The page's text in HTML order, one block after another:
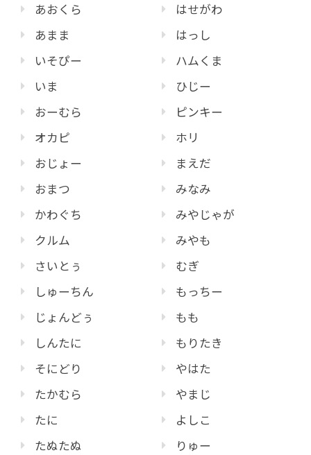
あおくら
あまま
いそぴー
いま
おーむら
オカピ
おじょー
おまつ
かわぐち
クルム
さいとぅ
しゅーちん
じょんどぅ
しんたに
そにどり
たかむら
たに
たぬたぬ
はせがわ
はっし
ハムくま
ひじー
ピンキー
ホリ
まえだ
みなみ
みやじゃが
みやも
むぎ
もっちー
もも
もりたき
やはた
やまじ
よしこ
りゅー